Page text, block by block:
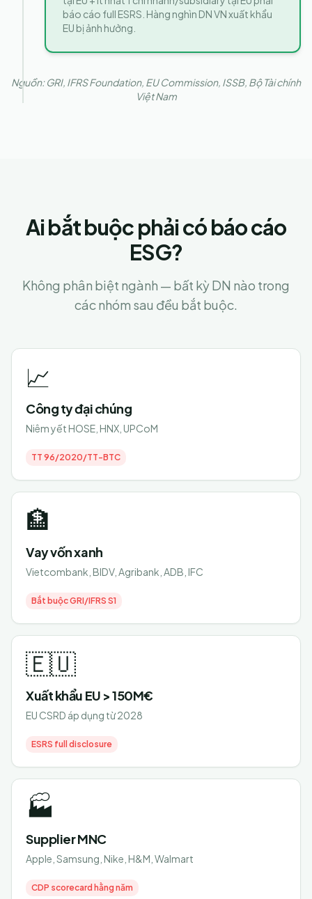
báo cáo full ESRS. Hàng nghìn DN VN xuất khẩu
EU bị ảnh hưởng.
Nguồn: GRI, IFRS Foundation, EU Commission, ISSB, Bộ Tài chính
Việt Nam
Ai bắt buộc phải có báo cáo
ESG?
Không phân biệt ngành — bất kỳ DN nào trong
các nhóm sau đều bắt buộc.
📈
Công ty đại chúng
Niêm yết HOSE, HNX, UPCoM
TT 96/2020/TT-BTC
🏦
Vay vốn xanh
Vietcombank, BIDV, Agribank, ADB, IFC
Bắt buộc GRI/IFRS S1
🇪🇺
Xuất khẩu EU > 150M€
EU CSRD áp dụng từ 2028
ESRS full disclosure
🏭
Supplier MNC
Apple, Samsung, Nike, H&M, Walmart
CDP scorecard hằng năm